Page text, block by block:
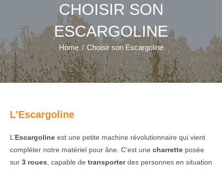
CHOISIR SON
ESCARGOLINE
Home / Choisir son Escargoline
L’Escargoline
L’Escargoline est une petite machine révolutionnaire qui vient
compléter notre matériel pour âne. C’est une charrette posée
sur 3 roues , capable de transporterdes personnes en situation